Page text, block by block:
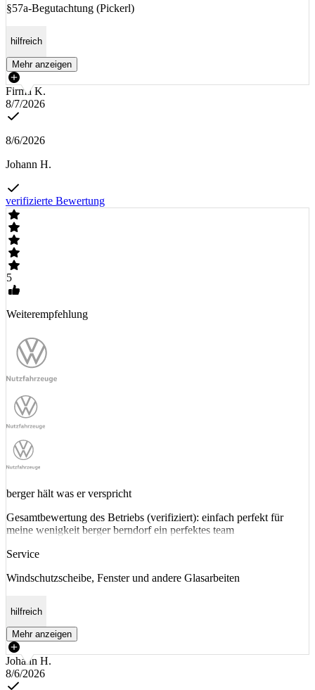
§57a-Begutachtung (Pickerl)
hilfreich
Mehr anzeigen
Firma K.
8/7/2026
8/6/2026
Johann H.
verifizierte Bewertung
5
Weiterempfehlung
berger hält was er verspricht
Gesamtbewertung des Betriebs (verifiziert): einfach perfekt für
meine wenigkeit berger berndorf ein perfektes team
Service
Windschutzscheibe, Fenster und andere Glasarbeiten
hilfreich
Mehr anzeigen
Johann H.
8/6/2026